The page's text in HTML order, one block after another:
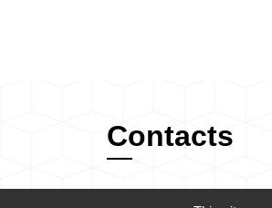
Contacts